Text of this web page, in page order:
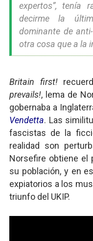
expertos”, tenía
decirme la
dominante de
otra cosa que a la
Britain first!
prevails!, lema de
gobernaba a
Vendetta. Las
fascistas de la
realidad son
Norsefire obtiene el
su población, y en
expiatorios a los
triunfo del UKIP.